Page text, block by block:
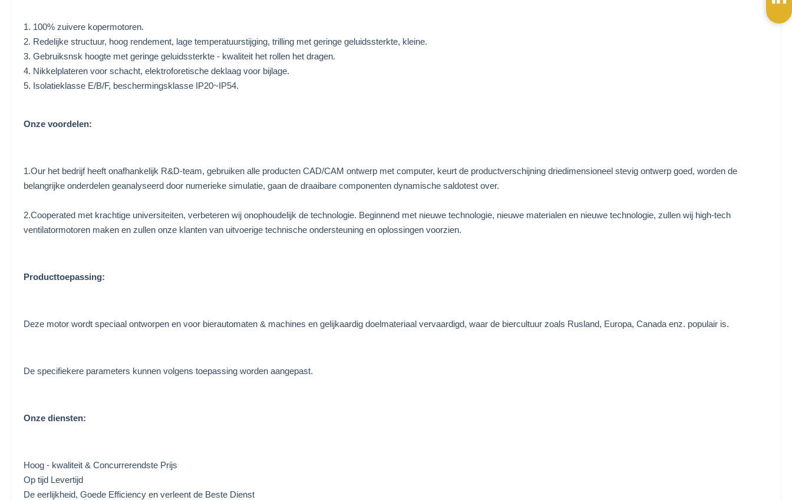
1. 100% zuivere kopermotoren.
2. Redelijke structuur, hoog rendement, lage temperatuurstijging, trilling met geringe geluidssterkte, kleine.
3. Gebruiksnsk hoogte met geringe geluidssterkte - kwaliteit het rollen het dragen.
4. Nikkelplateren voor schacht, elektroforetische deklaag voor bijlage.
5. Isolatieklasse E/B/F, beschermingsklasse IP20~IP54.
Onze voordelen:
1.Our het bedrijf heeft onafhankelijk R&D-team, gebruiken alle producten CAD/CAM ontwerp met computer, keurt de productverschijning driedimensioneel stevig ontwerp goed, worden de
belangrijke onderdelen geanalyseerd door numerieke simulatie, gaan de draaibare componenten dynamische saldotest over.
2.Cooperated met krachtige universiteiten, verbeteren wij onophoudelijk de technologie. Beginnend met nieuwe technologie, nieuwe materialen en nieuwe technologie, zullen wij high-tech
ventilatormotoren maken en zullen onze klanten van uitvoerige technische ondersteuning en oplossingen voorzien.
Producttoepassing:
Deze motor wordt speciaal ontworpen en voor bierautomaten & machines en gelijkaardig doelmateriaal vervaardigd, waar de biercultuur zoals Rusland, Europa, Canada enz. populair is.
De specifiekere parameters kunnen volgens toepassing worden aangepast.
Onze diensten:
Hoog - kwaliteit & Concurrerendste Prijs
Op tijd Levertijd
De eerlijkheid, Goede Efficiency en verleent de Beste Dienst